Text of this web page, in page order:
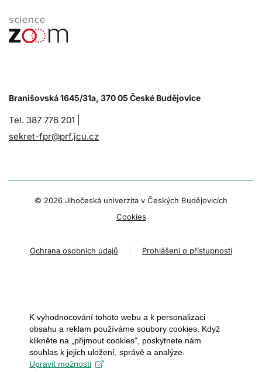
Branišovská 1645/31a, 370 05 České Budějovice
Tel. 387 776 201 |
sekret-fpr@prf.jcu.cz
© 2026 Jihočeská univerzita v Českých Budějovicích
Cookies
Ochrana osobních údajů Prohlášení o přístupnosti
K vyhodnocování tohoto webu a k personalizaci
obsahu a reklam používáme soubory cookies. Když
klikněte na „přijmout cookies", poskytnete nám
souhlas k jejich uložení, správě a analýze.
Upravit možnosti